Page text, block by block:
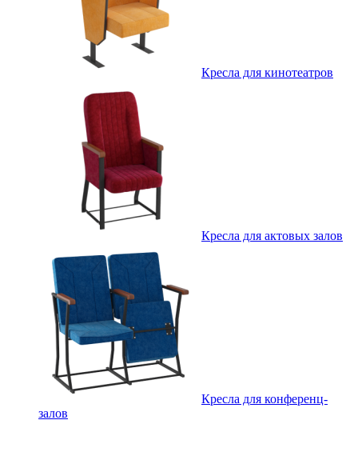
Кресла для кинотеатров
Кресла для актовых залов
Кресла для конференц-
залов